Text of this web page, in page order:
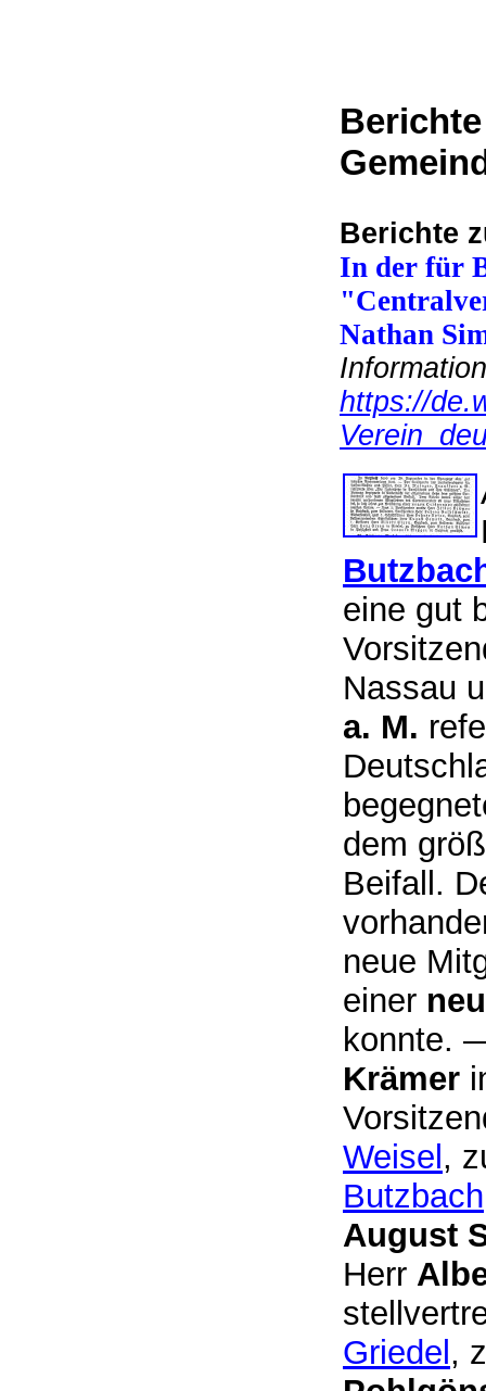
Berichte
In der für
Nathan
https://
eine gut
Nassau
a. M.
dem
Beifall.
neue
einer
konnte.
Krämer
Weisel ,
Butzbach
August
Herr
Griedel ,